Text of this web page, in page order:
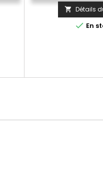
 Détails
 En